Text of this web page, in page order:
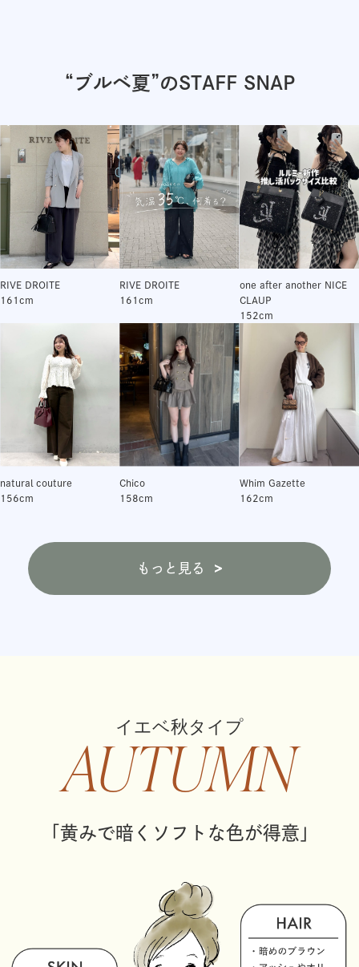
“ブルベ夏”のSTAFF SNAP
RIVE DROITE
161cm
RIVE DROITE
161cm
one after another NICE
CLAUP
152cm
natural couture
156cm
Chico
158cm
Whim Gazette
162cm
もっと見る
イエベ秋タイプ
AUTUMN
「黄みで暗くソフトな色が得意」